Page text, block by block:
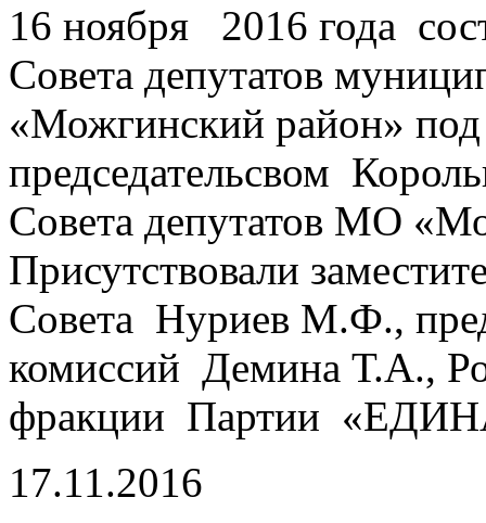
16 ноября 2016 года
Совета депутатов
«Можгинский район» под
председательсвом
Совета депутатов МО
Присутствовали
Совета Нуриев М.Ф.,
комиссий Демина Т.А.,
фракции Партии
17.11.2016